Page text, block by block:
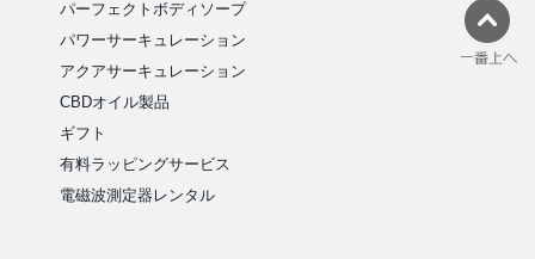
パーフェクトボディソープ
パワーサーキュレーション
アクアサーキュレーション
CBDオイル製品
ギフト
有料ラッピングサービス
電磁波測定器レンタル